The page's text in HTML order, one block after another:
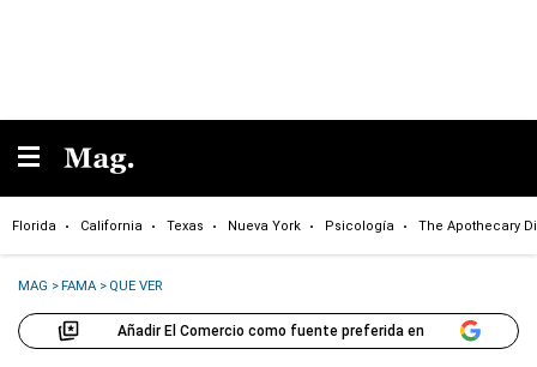
Florida California Texas Nueva York Psicología The Apothecary
MAG >FAMA > QUE VER
Añadir El Comercio como fuente preferida en